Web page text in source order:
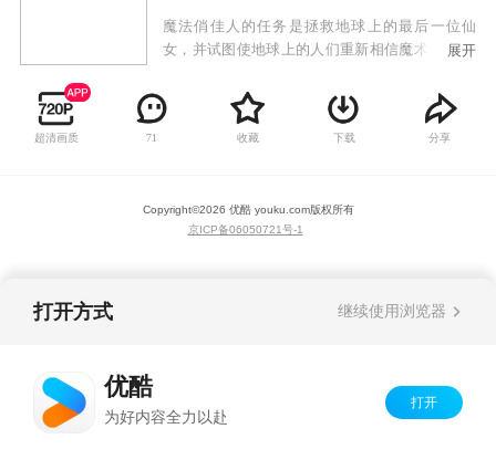
魔法俏佳人的任务是拯救地球上的最后一位仙
女，并试图使地球上的人们重新相信魔术。 对于
先，他们将不得不像人类一样生活（不使用她的
咒语），然后他们将不得不找到并保存地球上最
后的仙女Roxy。 当魔法俏佳人与她见面时，所有
佳人能够达到他们的新阶段：Believix 仙女！
展开
超清画质 71 收藏 下载 分享
Copyright©2026 优酷 youku.com版权所有
京ICP备06050721号-1
打开方式 继续使用浏览器
优酷
为好内容全力以赴
打开